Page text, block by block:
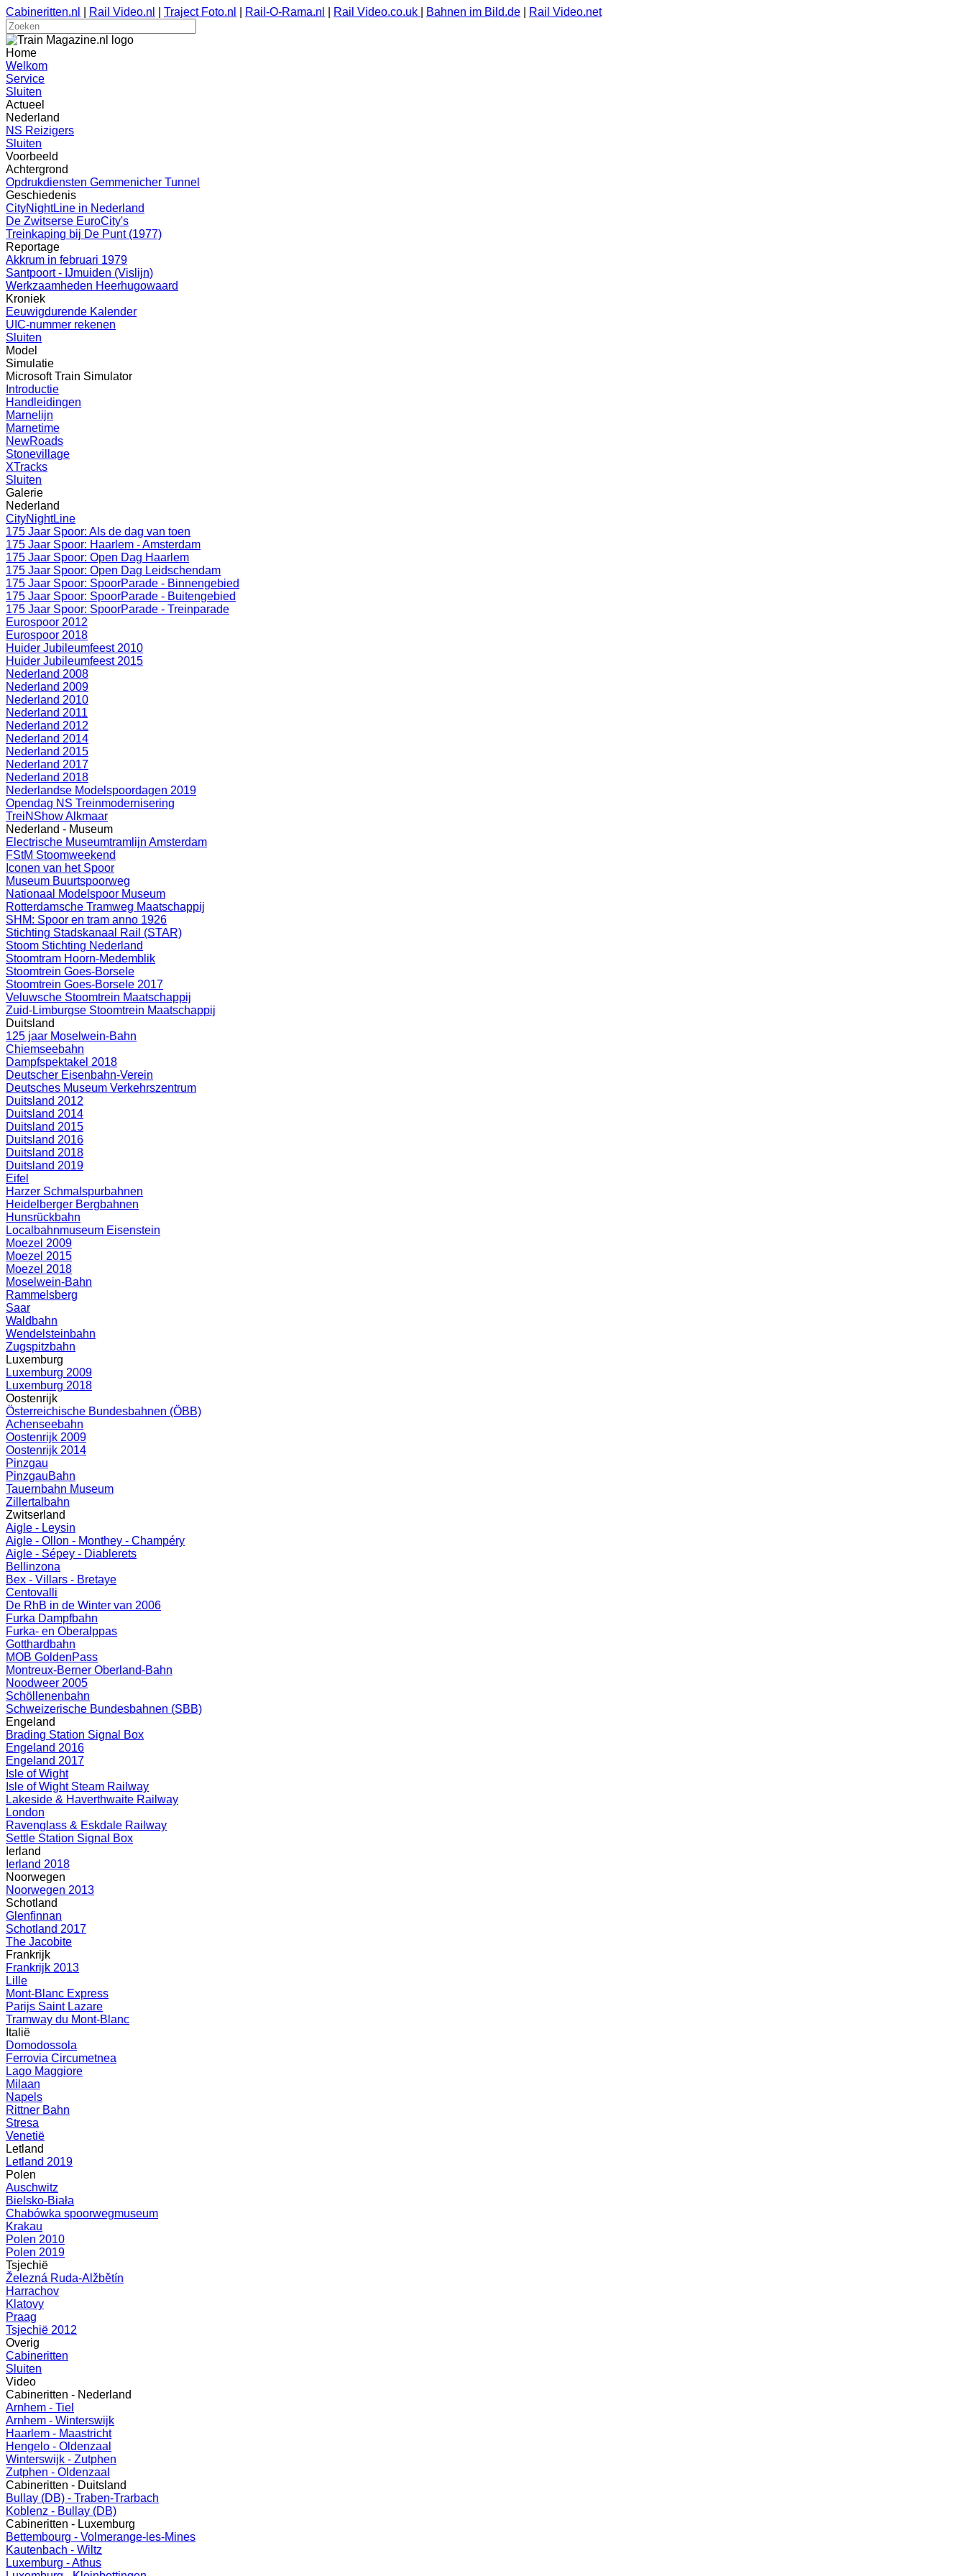
Cabineritten.nl Rail Video.nl Traject Foto.nl Rail-O-Rama.nl Rail Video.co.uk Bahnen im Bild.de Rail Video.net
Home
Welkom
Service
Sluiten
Actueel
Nederland
NS Reizigers
Sluiten
Voorbeeld
Achtergrond
Opdrukdiensten Gemmenicher Tunnel
Geschiedenis
CityNightLine in Nederland
De Zwitserse EuroCity's
Treinkaping bij De Punt (1977)
Reportage
Akkrum in februari 1979
Santpoort - IJmuiden (Vislijn)
Werkzaamheden Heerhugowaard
Kroniek
Eeuwigdurende Kalender
UIC-nummer rekenen
Sluiten
Model
Simulatie
Microsoft Train Simulator
Introductie
Handleidingen
Marnelijn
Marnetime
NewRoads
Stonevillage
XTracks
Sluiten
Galerie
Nederland
CityNightLine
175 Jaar Spoor: Als de dag van toen
175 Jaar Spoor: Haarlem - Amsterdam
175 Jaar Spoor: Open Dag Haarlem
175 Jaar Spoor: Open Dag Leidschendam
175 Jaar Spoor: SpoorParade - Binnengebied
175 Jaar Spoor: SpoorParade - Buitengebied
175 Jaar Spoor: SpoorParade - Treinparade
Eurospoor 2012
Eurospoor 2018
Huider Jubileumfeest 2010
Huider Jubileumfeest 2015
Nederland 2008
Nederland 2009
Nederland 2010
Nederland 2011
Nederland 2012
Nederland 2014
Nederland 2015
Nederland 2017
Nederland 2018
Nederlandse Modelspoordagen 2019
Opendag NS Treinmodernisering
TreiNShow Alkmaar
Nederland - Museum
Electrische Museumtramlijn Amsterdam
FStM Stoomweekend
Iconen van het Spoor
Museum Buurtspoorweg
Nationaal Modelspoor Museum
Rotterdamsche Tramweg Maatschappij
SHM: Spoor en tram anno 1926
Stichting Stadskanaal Rail (STAR)
Stoom Stichting Nederland
Stoomtram Hoorn-Medemblik
Stoomtrein Goes-Borsele
Stoomtrein Goes-Borsele 2017
Veluwsche Stoomtrein Maatschappij
Zuid-Limburgse Stoomtrein Maatschappij
Duitsland
125 jaar Moselwein-Bahn
Chiemseebahn
Dampfspektakel 2018
Deutscher Eisenbahn-Verein
Deutsches Museum Verkehrszentrum
Duitsland 2012
Duitsland 2014
Duitsland 2015
Duitsland 2016
Duitsland 2018
Duitsland 2019
Eifel
Harzer Schmalspurbahnen
Heidelberger Bergbahnen
Hunsrückbahn
Localbahnmuseum Eisenstein
Moezel 2009
Moezel 2015
Moezel 2018
Moselwein-Bahn
Rammelsberg
Saar
Waldbahn
Wendelsteinbahn
Zugspitzbahn
Luxemburg
Luxemburg 2009
Luxemburg 2018
Oostenrijk
Österreichische Bundesbahnen (ÖBB)
Achenseebahn
Oostenrijk 2009
Oostenrijk 2014
Pinzgau
PinzgauBahn
Tauernbahn Museum
Zillertalbahn
Zwitserland
Aigle - Leysin
Aigle - Ollon - Monthey - Champéry
Aigle - Sépey - Diablerets
Bellinzona
Bex - Villars - Bretaye
Centovalli
De RhB in de Winter van 2006
Furka Dampfbahn
Furka- en Oberalppas
Gotthardbahn
MOB GoldenPass
Montreux-Berner Oberland-Bahn
Noodweer 2005
Schöllenenbahn
Schweizerische Bundesbahnen (SBB)
Engeland
Brading Station Signal Box
Engeland 2016
Engeland 2017
Isle of Wight
Isle of Wight Steam Railway
Lakeside & Haverthwaite Railway
London
Ravenglass & Eskdale Railway
Settle Station Signal Box
Ierland
Ierland 2018
Noorwegen
Noorwegen 2013
Schotland
Glenfinnan
Schotland 2017
The Jacobite
Frankrijk
Frankrijk 2013
Lille
Mont-Blanc Express
Parijs Saint Lazare
Tramway du Mont-Blanc
Italië
Domodossola
Ferrovia Circumetnea
Lago Maggiore
Milaan
Napels
Rittner Bahn
Stresa
Venetië
Letland
Letland 2019
Polen
Auschwitz
Bielsko-Biała
Chabówka spoorwegmuseum
Krakau
Polen 2010
Polen 2019
Tsjechië
Železná Ruda-Alžbětín
Harrachov
Klatovy
Praag
Tsjechië 2012
Overig
Cabineritten
Sluiten
Video
Cabineritten - Nederland
Arnhem - Tiel
Arnhem - Winterswijk
Haarlem - Maastricht
Hengelo - Oldenzaal
Winterswijk - Zutphen
Zutphen - Oldenzaal
Cabineritten - Duitsland
Bullay (DB) - Traben-Trarbach
Koblenz - Bullay (DB)
Cabineritten - Luxemburg
Bettembourg - Volmerange-les-Mines
Kautenbach - Wiltz
Luxemburg - Athus